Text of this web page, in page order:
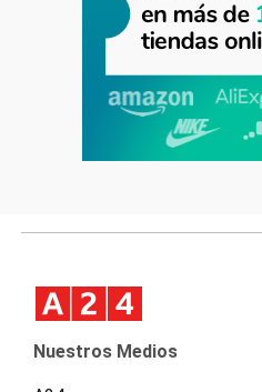
Nuestros Medios